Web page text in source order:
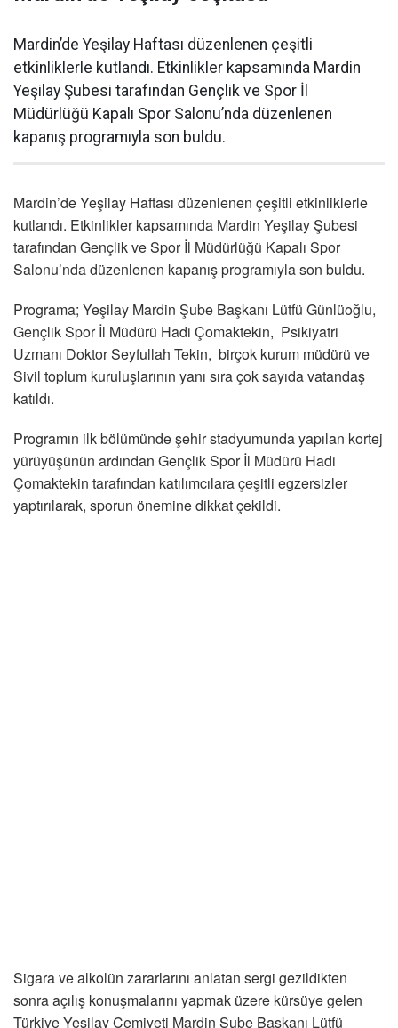
Mardin’de Yeşilay Haftası düzenlenen çeşitli
etkinliklerle kutlandı. Etkinlikler kapsamında Mardin
Yeşilay Şubesi tarafından Gençlik ve Spor İl
Müdürlüğü Kapalı Spor Salonu’nda düzenlenen
kapanış programıyla son buldu.
Mardin’de Yeşilay Haftası düzenlenen çeşitli etkinliklerle
kutlandı. Etkinlikler kapsamında Mardin Yeşilay Şubesi
tarafından Gençlik ve Spor İl Müdürlüğü Kapalı Spor
Salonu’nda düzenlenen kapanış programıyla son buldu.
Programa; Yeşilay Mardin Şube Başkanı Lütfü Günlüoğlu,
Gençlik Spor İl Müdürü Hadi Çomaktekin, Psikiyatri
Uzmanı Doktor Seyfullah Tekin, birçok kurum müdürü ve
Sivil toplum kuruluşlarının yanı sıra çok sayıda vatandaş
katıldı.
Programın ilk bölümünde şehir stadyumunda yapılan kortej
yürüyüşünün ardından Gençlik Spor İl Müdürü Hadi
Çomaktekin tarafından katılımcılara çeşitli egzersizler
yaptırılarak, sporun önemine dikkat çekildi.
Sigara ve alkolün zararlarını anlatan sergi gezildikten
sonra açılış konuşmalarını yapmak üzere kürsüye gelen
Türkiye Yeşilay Cemiyeti Mardin Şube Başkanı Lütfü